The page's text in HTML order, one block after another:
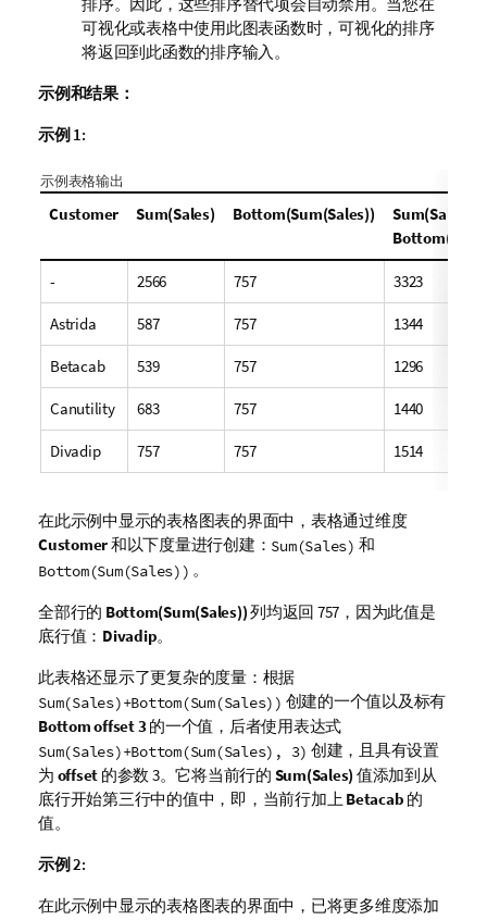
可视化或表格中使用此图表函数时，可视化的排序
将返回到此函数的排序输入。
示例和结果：
示例 1:
示例表格输出
Customer Sum(Sales) Bottom(Sum(Sales))
Sum(Sales) +
- 2566 757 3323
Astrida 587 757 1344
Betacab 539 757 1296
Canutility 683 757 1440
Divadip 757 757 1514
在此示例中显示的表格图表的界面中，表格通过维度
Customer和以下度量进行创建： Sum(Sales) 和
Bottom(Sum(Sales)) 。
全部行的 Bottom(Sum(Sales))列均返回 757，因为此值是
底行值： Divadip。
此表格还显示了更复杂的度量：根据
Sum(Sales)+Bottom(Sum(Sales)) 创建的一个值以及标有
Bottom offset 3的一个值，后者使用表达式
Sum(Sales)+Bottom(Sum(Sales), 3) 创建，且具有设置
为 offset 的参数 3。它将当前行的 Sum(Sales) 值添加到从
底行开始第三行中的值中，即，当前行加上 Betacab 的
值。
示例 2:
在此示例中显示的表格图表的界面中，已将更多维度添加